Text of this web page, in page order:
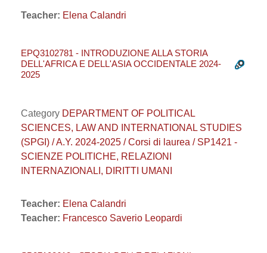
Teacher: Elena Calandri
EPQ3102781 - INTRODUZIONE ALLA STORIA
DELL'AFRICA E DELL'ASIA OCCIDENTALE 2024-
2025
Category DEPARTMENT OF POLITICAL
SCIENCES, LAW AND INTERNATIONAL STUDIES
(SPGI) / A.Y. 2024-2025 / Corsi di laurea / SP1421 -
SCIENZE POLITICHE, RELAZIONI
INTERNAZIONALI, DIRITTI UMANI
Teacher: Elena Calandri
Teacher: Francesco Saverio Leopardi